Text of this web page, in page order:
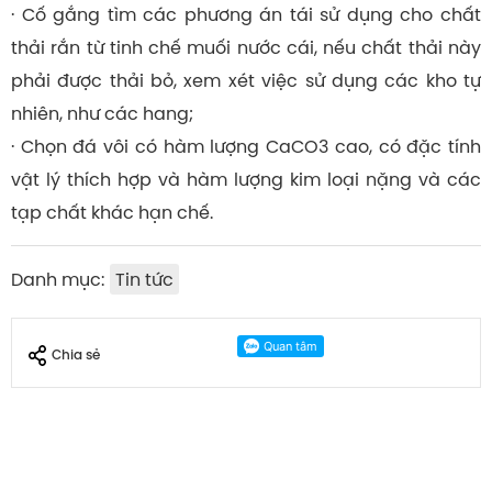
· Cố gắng tìm các phương án tái sử dụng cho chất
thải rắn từ tinh chế muối nước cái, nếu chất thải này
phải được thải bỏ, xem xét việc sử dụng các kho tự
nhiên, như các hang;
· Chọn đá vôi có hàm lượng CaCO3 cao, có đặc tính
vật lý thích hợp và hàm lượng kim loại nặng và các
tạp chất khác hạn chế.
Danh mục: Tin tức
Chia sẻ